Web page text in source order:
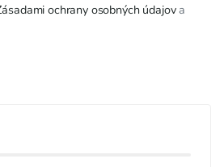
ochrany osobných údajova